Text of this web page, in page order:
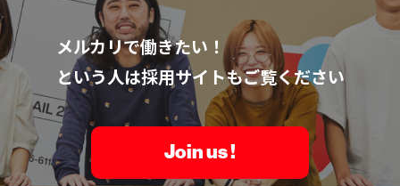
メルカリで働きたい！
という人は採用サイトもご覧ください
Join us !